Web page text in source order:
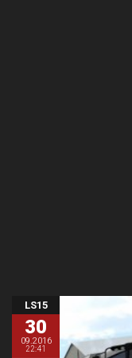
LS15
30
09.2016
22:41